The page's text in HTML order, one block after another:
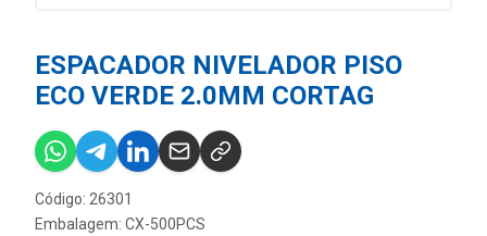
ESPACADOR NIVELADOR PISO
ECO VERDE 2.0MM CORTAG
Código: 26301
Embalagem: CX-500PCS